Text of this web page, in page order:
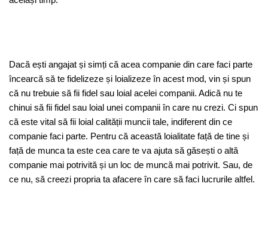
Dacă ești angajat și simți că acea companie din care faci parte
încearcă să te fidelizeze și loializeze în acest mod, vin și spun
că nu trebuie să fii fidel sau loial acelei companii. Adică nu te
chinui să fii fidel sau loial unei companii în care nu crezi. Ci spun
că este vital să fii loial calității muncii tale, indiferent din ce
companie faci parte. Pentru că această loialitate față de tine și
față de munca ta este cea care te va ajuta să găsești o altă
companie mai potrivită și un loc de muncă mai potrivit. Sau, de
ce nu, să creezi propria ta afacere în care să faci lucrurile altfel.